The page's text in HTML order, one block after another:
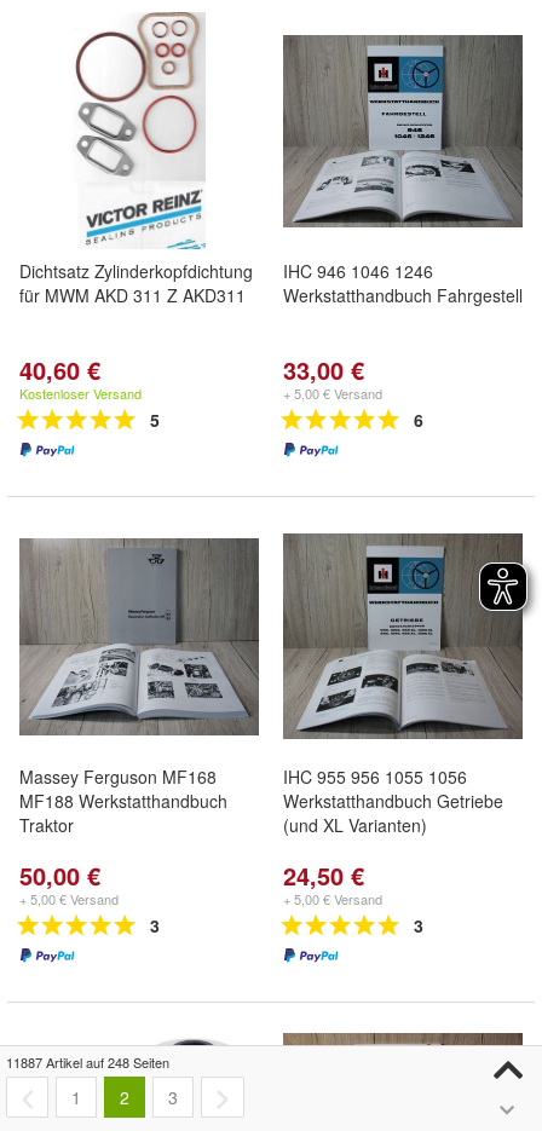
Dichtsatz Zylinderkopfdichtung
für MWM AKD 311 Z AKD311
40,60 €
Kostenloser Versand
5
IHC 946 1046 1246
Werkstatthandbuch Fahrgestell
33,00 €
+ 5,00 € Versand
6
Massey Ferguson MF168
MF188 Werkstatthandbuch
Traktor
50,00 €
+ 5,00 € Versand
3
IHC 955 956 1055 1056
Werkstatthandbuch Getriebe
(und XL Varianten)
24,50 €
+ 5,00 € Versand
3
11887 Artikel auf 248 Seiten
1 2 3